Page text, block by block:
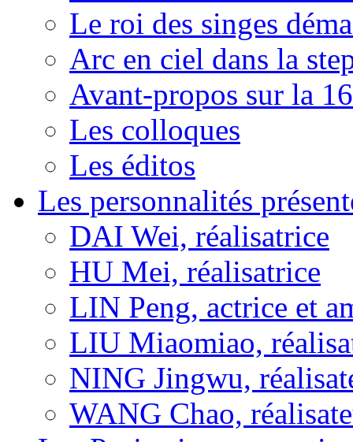
Le roi des singes
Arc en ciel dans la
Avant-propos sur la
Les colloques
Les éditos
Les personnalités
DAI Wei, réalisatrice
HU Mei, réalisatrice
LIN Peng, actrice et
LIU Miaomiao,
NING Jingwu,
WANG Chao,